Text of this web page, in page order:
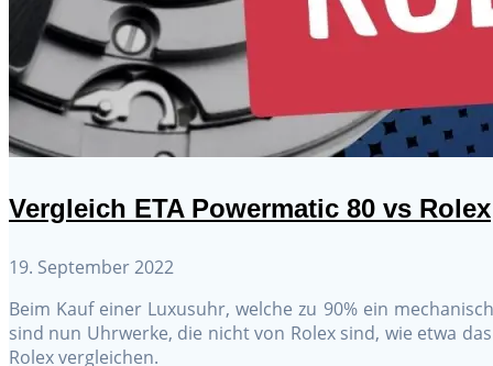
Vergleich ETA Powermatic 80 vs Rolex
19. September 2022
Beim Kauf einer Luxusuhr, welche zu 90% ein
sind nun Uhrwerke, die nicht von Rolex sind, wie etwa
Rolex vergleichen.